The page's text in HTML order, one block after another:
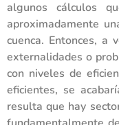
algunos cálculos
aproximadamente
cuenca. Entonces, a
externalidades o
con niveles de
eficientes, se
resulta que hay